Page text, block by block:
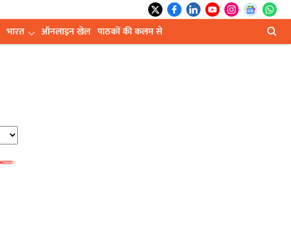
भारत ऑनलाइन खेल पाठकों की कलम से